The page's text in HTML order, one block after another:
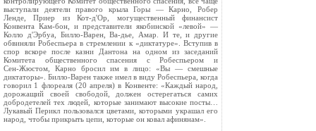
выступали деятели правого крыла Горы — Карно, Робер
Ленде, Приер из Кот‑д'Ор, могущественный финансист
Конвента Кам‑бон, и представители якобинской «левой» —
Колло д'Эрбуа, Билло‑Варен, Ва‑дье, Амар. И те, и другие
обвиняли Робеспьера в стремлении к «диктатуре». Вступив в
спор вскоре после казни Дантона на одном из заседаний
Комитета общественного спасения с Робеспьером и
Сен‑Жюстом, Карно бросил им в лицо: «Вы — смешные
диктаторы». Билло‑Варен также имел в виду Робеспьера, когда
говорил 1 флореаля (20 апреля) в Конвенте: «Каждый народ,
дорожащий своей свободой, должен остерегаться самих
добродетелей тех людей, которые занимают высокие посты…
Лукавый Перикл пользовался цветами, которыми украшал его
народ, чтобы прикрыть цепи, которые он ковал афинянам».